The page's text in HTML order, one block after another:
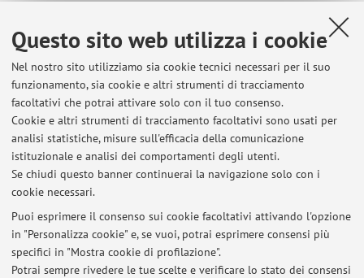
Questo sito web utilizza i cookie
Nel nostro sito utilizziamo sia cookie tecnici necessari per il suo
funzionamento, sia cookie e altri strumenti di tracciamento
facoltativi che potrai attivare solo con il tuo consenso.
Cookie e altri strumenti di tracciamento facoltativi sono usati per
analisi statistiche, misure sull'efficacia della comunicazione
istituzionale e analisi dei comportamenti degli utenti.
Se chiudi questo banner continuerai la navigazione solo con i
cookie necessari.
Puoi esprimere il consenso sui cookie facoltativi attivando l'opzione
in "Personalizza cookie" e, se vuoi, potrai esprimere consensi più
specifici in "Mostra cookie di profilazione".
Potrai sempre rivedere le tue scelte e verificare lo stato dei consensi
PhD Co-supervisor: Dr. Alfio Alessandro Chiarenza
Ultimi avvisi
Al momento non sono presenti avvisi.